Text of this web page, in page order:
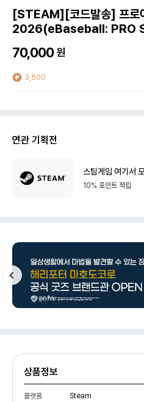
[STEAM][코드발송] 프로
2026(eBaseball: PRO
70,000원
3,500
연관 기획전
스팀게임 여기서
10% 포인트 적립
상품정보
플랫폼 Steam